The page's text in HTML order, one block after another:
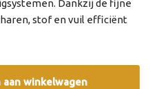
Dankzij de fijne
stof en vuil efficiënt
winkelwagen